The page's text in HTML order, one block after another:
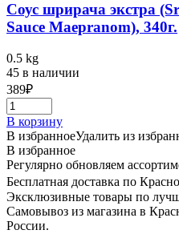
Соус шрирача экстра
Sauce Maepranom), 340г.
0.5 kg
45 в наличии
389₽
В корзину
В избранноеУдалить из
В избранное
Регулярно обновляем
Бесплатная доставка по
Эксклюзивные товары по
Самовывоз из магазина в
России.